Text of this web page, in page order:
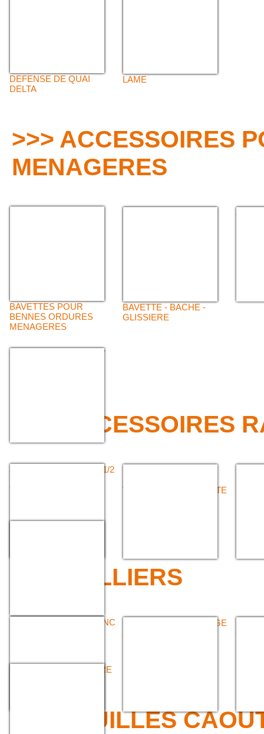
DEFENSE DE QUAI
DELTA
LAME
>>> ACCESSOIRES
MENAGERES
BAVETTES POUR
BENNES ORDURES
MENAGERES
BAVETTE - BACHE -
GLISSIERE
JOINT
GAMME PROFIL JOINT
>>> ACCESSOIRES
JONCTIONS DOUBLE 1/2
VERROUS
VERROU ET CHAÎNETTE
CLÉ
>>> COLLIERS
COLLIERS OREILLE ZINC
COLLIERS DE SERRAGE
COLLIER CRÉMAILLÈRE
>>> FEUILLES